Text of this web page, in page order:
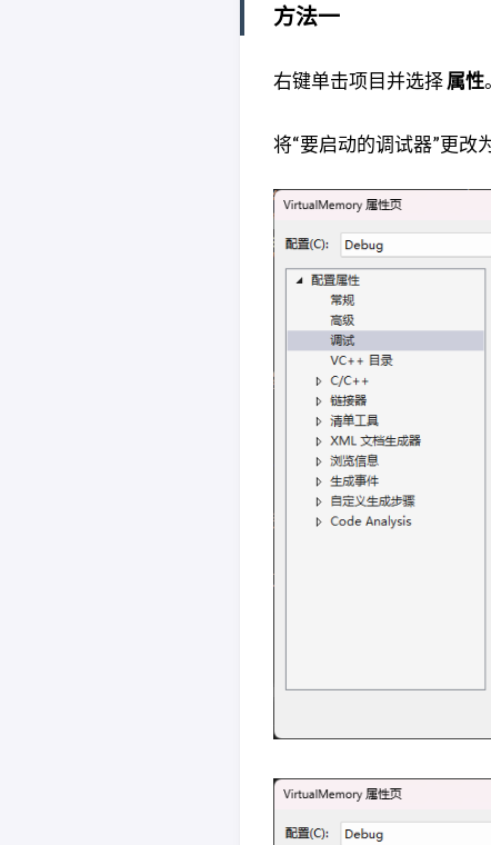
方法一
右键单击项目并选择属性
将“要启动的调试器”更改